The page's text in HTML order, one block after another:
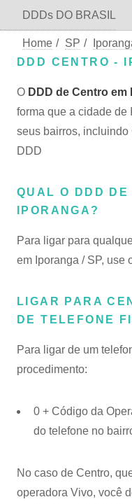
DDDs DO BRASIL
Home / SP /
DDD CENTRO -
O DDD de Centro em
forma que a cidade de
seus bairros,
DDD
QUAL O DDD DE
IPORANGA?
Para ligar para
em Iporanga / SP, use
LIGAR PARA
DE TELEFONE
Para ligar de um
procedimento:
0 + Código da
do telefone no
No caso de Centro,
operadora Vivo, você